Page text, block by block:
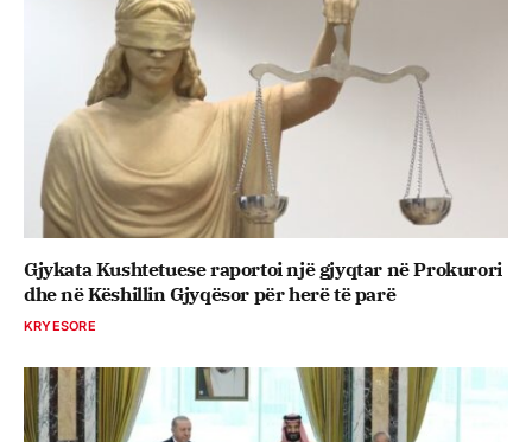
Gjykata Kushtetuese raportoi një gjyqtar në Prokurori
dhe në Këshillin Gjyqësor për herë të parë
KRYESORE